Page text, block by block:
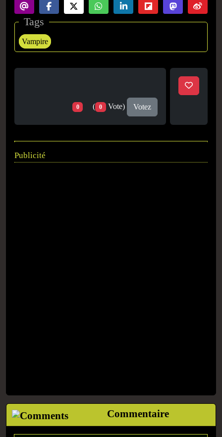
Tags
Vampire
0 ( 0 Vote) Votez
Publicité
Commentaire